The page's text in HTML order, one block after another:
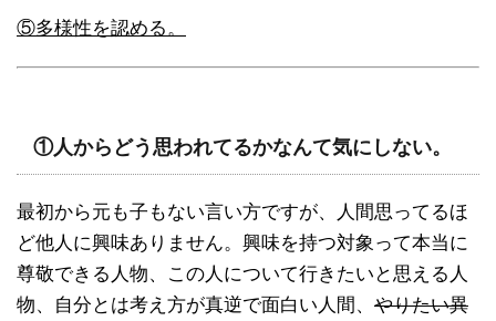
⑤多様性を認める。
①人からどう思われてるかなんて気にしない。
最初から元も子もない言い方ですが、人間思ってるほ
ど他人に興味ありません。興味を持つ対象って本当に
尊敬できる人物、この人について行きたいと思える人
物、自分とは考え方が真逆で面白い人間、 やりたい異